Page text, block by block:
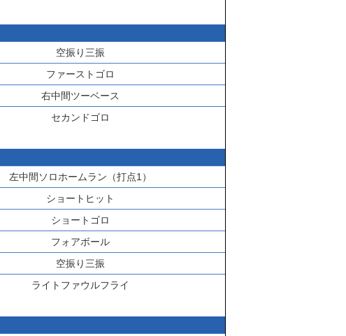
空振り三振
ファーストゴロ
右中間ツーベース
セカンドゴロ
左中間ソロホームラン（打点1）
ショートヒット
ショートゴロ
フォアボール
空振り三振
ライトファウルフライ